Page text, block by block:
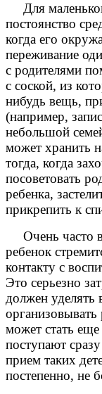
Для
постоянство
когда его
переживание
с родителями
с соской, из
нибудь вещь,
(например,
небольшой
может хранить
тогда, когда
посоветовать
ребенка,
прикрепить к
Очень часто в
ребенок
контакту с
Это серьезно
должен уделять
может стать
поступают
прием таких
постепенно, не